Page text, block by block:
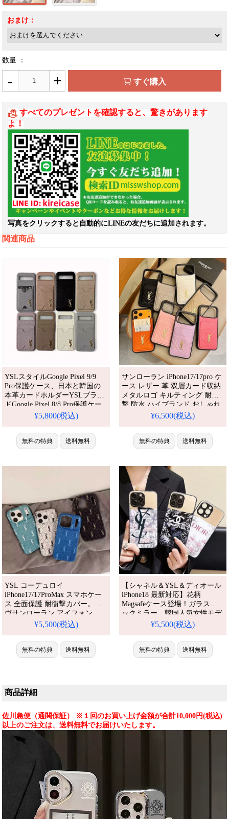
おまけ：
数量 ：
- + すぐ購入
すべてのプレゼントを確認すると、驚きがあります
よ！
写真をクリックすると自動的にLINEの友だちに追加されます。
関連商品
YSLスタイルGoogle Pixel 9/9
Pro保護ケース、日本と韓国の
本革カードホルダーYSLブラン
ドGoogle Pixel 8/8 Pro保護ケー
ス、イヴサンローランシンプル
Pixel 7/7 Proスマートハンド保
護ケース
¥5,800(税込)
無料の特典 送料無料
サンローラン iPhone17/17pro ケ
ース レザー 革 双層カード収納
メタルロゴ キルティング 耐衝
撃 防水 ハイブランド おしゃれ
ysl iPhone16/16promax スマホケ
S25/S25ULTRAケース 人気 おす
すめ iPhone 17 プロ / プラス ケ
ース
¥6,500(税込)
無料の特典 送料無料
YSL コーデュロイ
iPhone17/17ProMax スマホケー
ス 全面保護 耐衝撃カバー。イ
ヴサンローラン アイフォン
16/16pro ケース 軽い 薄型 大人
ー ブランド お揃い。人気・芸
能人愛用・かわいい。防水・多
機能。格安＆おしゃれ。
¥5,500(税込)
無料の特典 送料無料
【シャネル＆YSL＆ディオール
iPhone18 最新対応】花柄
Magsafeケース登場！ガラスバ
ックミラー、韓国人気女性モデ
ル。iPhone17/16/15/14/13シリー
ラグジュアリーな一台、耐衝撃
＆防水機能で安心。かわいくて
多機能な花柄ミラースタイルが
¥5,500(税込)
無料の特典 送料無料
商品詳細
佐川急便（通関保証） ※１回のお買い上げ金額が合計10,000円(税込)
以上のご注文は、送料無料でお届けいたします。